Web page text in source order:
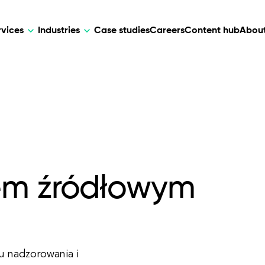
Industries Case studiesCareersContent hub
źródłowym
nadzorowania i